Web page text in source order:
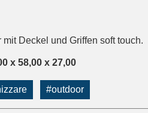
Wäsche
Bad-Zubehör
Haushaltswäsche
DIY-Werkzeug
Deckel und Griffen soft touch.
x 58,00 x 27,00
#outdoor